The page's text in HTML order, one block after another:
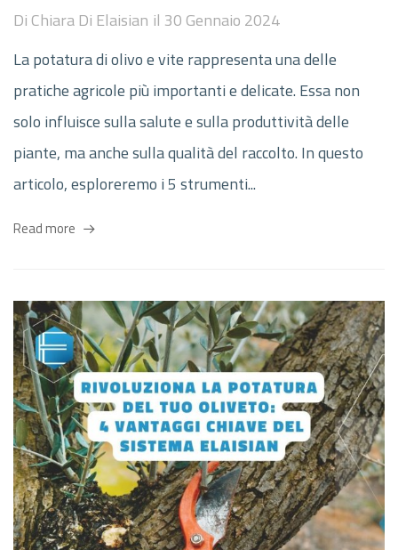
Di Chiara Di Elaisian il 30 Gennaio 2024
La potatura di olivo e vite rappresenta una delle
pratiche agricole più importanti e delicate. Essa non
solo influisce sulla salute e sulla produttività delle
piante, ma anche sulla qualità del raccolto. In questo
articolo, esploreremo i 5 strumenti...
Read more